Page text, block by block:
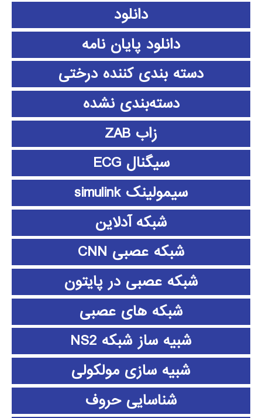
دانلود
دانلود پايان نامه
دسته بندی کننده درختی
دسته‌بندی نشده
زاب ZAB
سیگنال ECG
سیمولینک simulink
شبکه آدلاین
شبکه عصبی CNN
شبکه عصبی در پایتون
شبکه های عصبی
شبیه ساز شبکه NS2
شبیه سازی مولکولی
شناسایی حروف